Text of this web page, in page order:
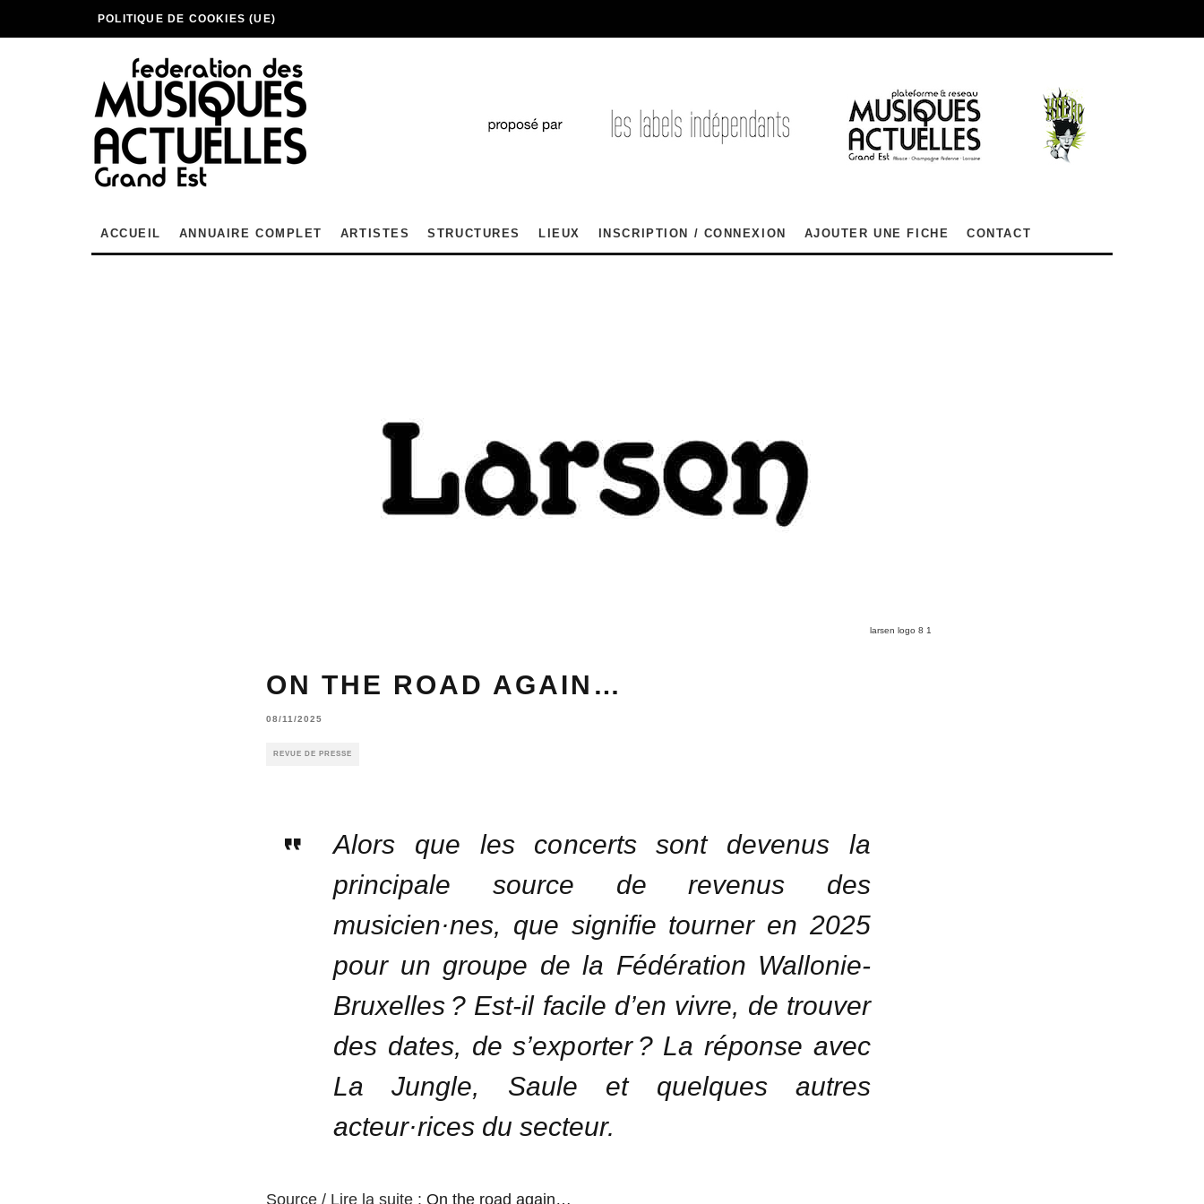
POLITIQUE DE COOKIES (UE)
ACCUEIL ANNUAIRE COMPLET ARTISTES STRUCTURES LIEUX INSCRIPTION / CONNEXION AJOUTER UNE FICHE CONTACT
larsen logo 8 1
ON THE ROAD AGAIN…
08/11/2025
REVUE DE PRESSE
Alors que les concerts sont devenus la
principale source de revenus des
musicien·nes, que signifie tourner en 2025
pour un groupe de la Fédération Wallonie-
Bruxelles ? Est-il facile d’en vivre, de trouver
des dates, de s’exporter ? La réponse avec
La Jungle, Saule et quelques autres
acteur·rices du secteur.
Source / Lire la suite : On the road again…